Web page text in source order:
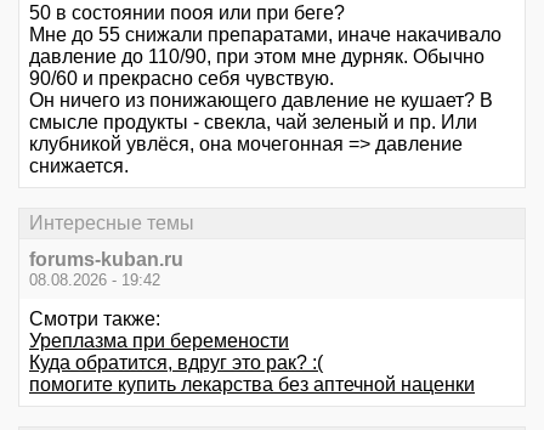
50 в состоянии пооя или при беге?
Мне до 55 снижали препаратами, иначе накачивало
давление до 110/90, при этом мне дурняк. Обычно
90/60 и прекрасно себя чувствую.
Он ничего из понижающего давление не кушает? В
смысле продукты - свекла, чай зеленый и пр. Или
клубникой увлёся, она мочегонная => давление
снижается.
Интересные темы
forums-kuban.ru
08.08.2026 - 19:42
Смотри также:
Уреплазма при беремености
Куда обратится, вдруг это рак? :(
помогите купить лекарства без аптечной наценки